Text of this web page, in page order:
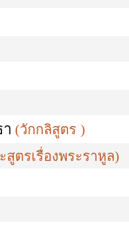
(วักกลิสูตร )
สูตรเรื่องพระราหูล)